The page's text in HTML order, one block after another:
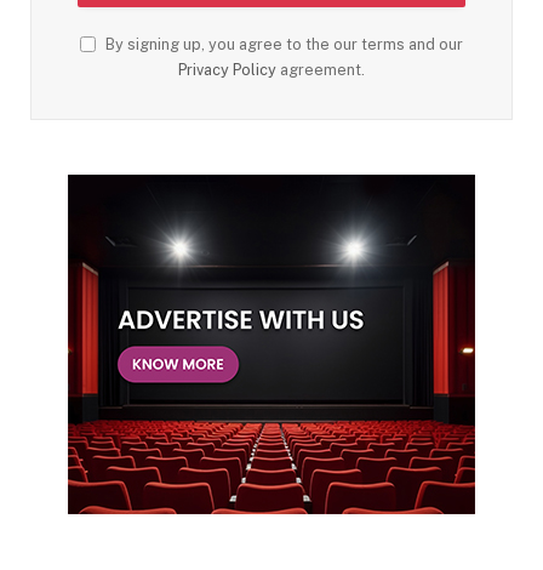
By signing up, you agree to the our terms and our
Privacy Policy agreement.